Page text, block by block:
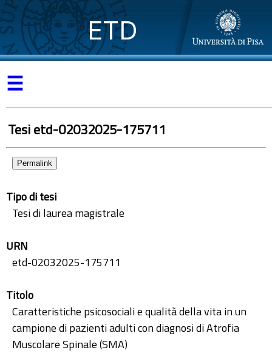
ETD
☰
Tesi etd-02032025-175711
Permalink
Tipo di tesi
Tesi di laurea magistrale
URN
etd-02032025-175711
Titolo
Caratteristiche psicosociali e qualità della vita in un
campione di pazienti adulti con diagnosi di Atrofia
Muscolare Spinale (SMA)